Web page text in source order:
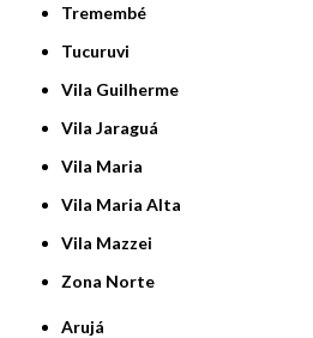
Tremembé
Tucuruvi
Vila Guilherme
Vila Jaraguá
Vila Maria
Vila Maria Alta
Vila Mazzei
Zona Norte
Arujá